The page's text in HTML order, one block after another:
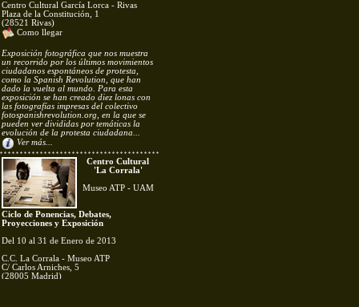
Centro Cultural García Lorca - Rivas
Plaza de la Constitución, 1
(28521 Rivas)
Como llegar
Exposición fotográfica que nos muestra
un recorrido por los últimos movimientos
ciudadanos espontáneos de protesta,
como la Spanish Revolution, que han
dado la vuelta al mundo. Para esta
exposición se han creado diez lonas con
las fotografías impresas del colectivo
fotospanishrevolution.org, en la que se
pueden ver divididas por temáticas la
evolución de la protesta ciudadana...
Ver más...
Centro Cultural
'La Corrala'
Museo ATP - UAM
Ciclo de Ponencias, Debates,
Proyecciones y Exposición
Del 10 al 31 de Enero de 2013
C.C. La Corrala - Museo ATP
C/ Carlos Arniches, 5
(28005 Madrid)